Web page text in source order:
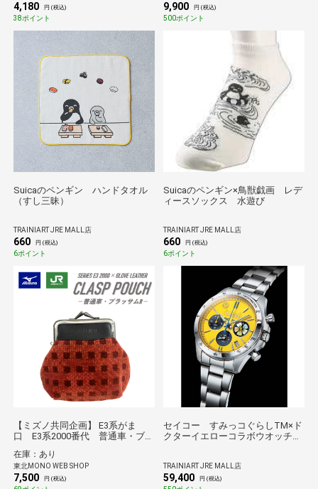
4,180 円 (税込)
38ポイント
9,900 円 (税込)
500ポイント
Suicaのペンギン ハンドタオル
（すし三昧）
TRAINIART JRE MALL店
660 円 (税込)
6ポイント
Suicaのペンギン×鳥獣戯画 レデ
ィースソックス 水遊び
TRAINIART JRE MALL店
660 円 (税込)
6ポイント
【ミズノ共同企画】 E3系がま
口 E3系2000番代 普通車・ブラ
在庫：あり
東北MONO WEB SHOP
7,500 円 (税込)
セイコー すみっコぐらしTM×ド
クターイエローコラボウオッチ
TRAINIART JRE MALL店
59,400 円 (税込)